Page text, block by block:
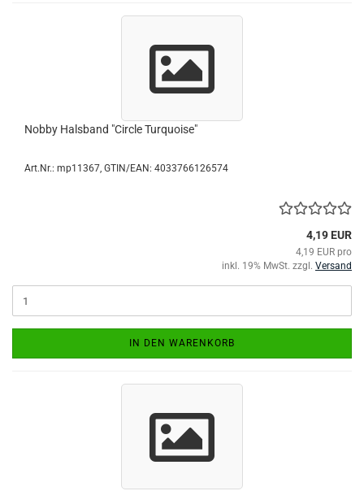
Nobby Halsband "Circle Turquoise"
Art.Nr.: mp11367 GTIN/EAN: 4033766126574
4,19 EUR
4,19 EUR pro
inkl. 19% MwSt. zzgl. Versand
IN DEN WARENKORB